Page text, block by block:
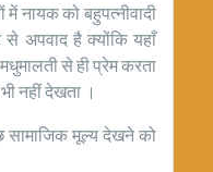
नायक को बहुपत्नीवादी
से अपवाद है क्योंकि यहाँ
से ही प्रेम करता
नहीं देखता ।
मूल्य देखने को